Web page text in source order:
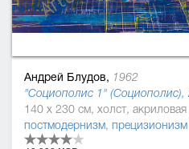
Андрей Блудов, 1962
"Социополис 1" (Социополис),
140 x 230 см, холст, акриловая
постмодернизм,